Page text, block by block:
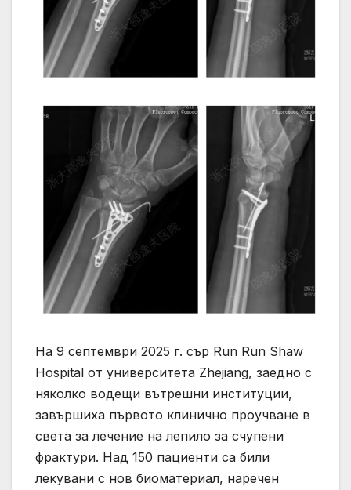
На 9 септември 2025 г. сър Run Run Shaw
Hospital от университета Zhejiang, заедно с
няколко водещи вътрешни институции,
завършиха първото клинично проучване в
света за лечение на лепило за счупени
фрактури. Над 150 пациенти са били
лекувани с нов биоматериал, наречен